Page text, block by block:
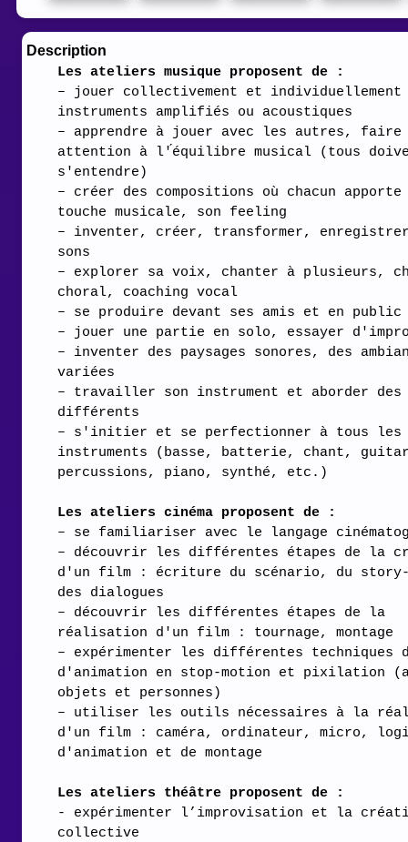
Description
Les ateliers musique proposent de :
– jouer collectivement et individuellement
instruments amplifiés ou acoustiques
– apprendre à jouer avec les autres, faire
attention à l'́équilibre musical (tous
s'entendre)
– créer des compositions où chacun apporte
touche musicale, son feeling
– inventer, créer, transformer,
sons
– explorer sa voix, chanter à plusieurs,
choral, coaching vocal
– se produire devant ses amis et en public
– jouer une partie en solo, essayer
– inventer des paysages sonores, des
variées
– travailler son instrument et aborder
différents
– s'initier et se perfectionner à tous les
instruments (basse, batterie, chant,
percussions, piano, synthé, etc.)
Les ateliers cinéma proposent de :
– se familiariser avec le langage
– découvrir les différentes étapes de la
d'un film : écriture du scénario, du story-
des dialogues
– découvrir les différentes étapes de la
réalisation d'un film : tournage, montage
– expérimenter les différentes techniques
d'animation en stop-motion et pixilation
objets et personnes)
– utiliser les outils nécessaires à la
d'un film : caméra, ordinateur, micro,
d'animation et de montage
Les ateliers théâtre proposent de :
- expérimenter l’improvisation et la
collective